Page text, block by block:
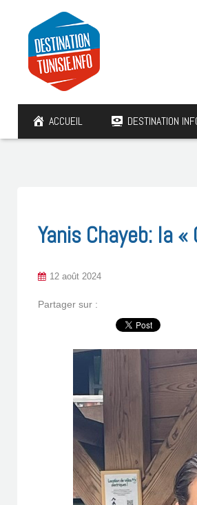
ACCUEIL DESTINATION
Yanis Chayeb: la
12 août 2024
Partager sur :